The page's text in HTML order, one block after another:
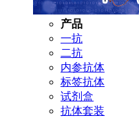
产品
一抗
二抗
内参抗体
标签抗体
试剂盒
抗体套装